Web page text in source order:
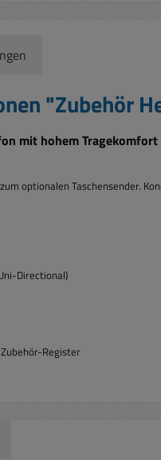
"Zubehör
mit hohem Tragekomfort
optionalen Taschensender.
Directional)
Register